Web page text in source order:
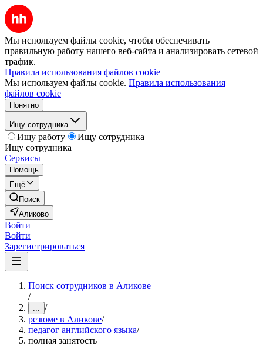
Мы используем файлы cookie, чтобы обеспечивать
правильную работу нашего веб-сайта и анализировать сетевой
трафик.
Правила использования файлов cookie
Мы используем файлы cookie. Правила использования
файлов cookie
Понятно
Ищу сотрудника
Ищу работу
Ищу сотрудника
Ищу сотрудника
Сервисы
Помощь
Ещё
Поиск
Аликово
Войти
Войти
Зарегистрироваться
Поиск сотрудников в Аликове
/
... /
резюме в Аликове/
педагог английского языка/
полная занятость